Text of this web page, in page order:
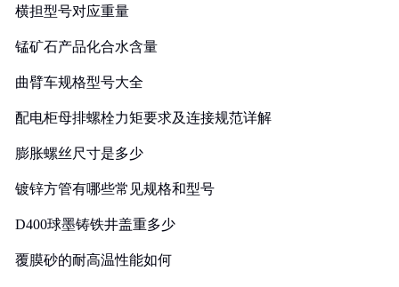
横担型号对应重量
锰矿石产品化合水含量
曲臂车规格型号大全
配电柜母排螺栓力矩要求及连接规范详解
膨胀螺丝尺寸是多少
镀锌方管有哪些常见规格和型号
D400球墨铸铁井盖重多少
覆膜砂的耐高温性能如何